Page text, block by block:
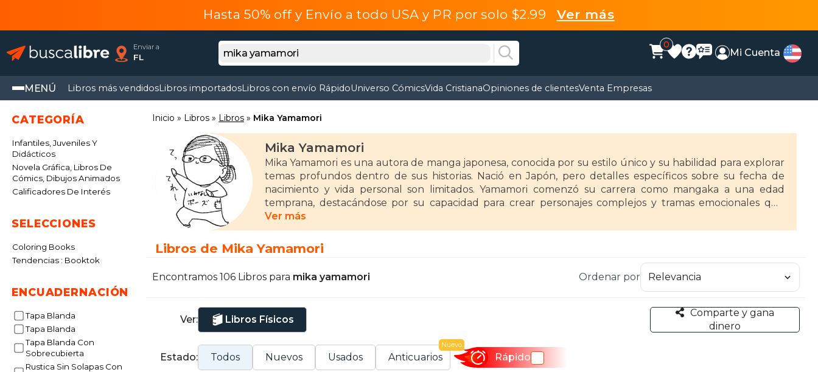
Hasta 50% off y Envío a todo USA y PR por solo $2.99 Ver más
Enviar a
FL
0
Mi Cuenta
MENÚ Libros más vendidosLibros importadosLibros con envío RápidoUniverso CómicsVida CristianaOpiniones de clientesVenta Empresas
CATEGORÍA
Infantiles, Juveniles Y
Didácticos
Novela Gráfica, Libros De
Cómics, Dibujos Animados
Calificadores De Interés
SELECCIONES
Coloring Books
Tendencias : Booktok
ENCUADERNACIÓN
Tapa Blanda
Tapa Blanda
Tapa Blanda Con
Sobrecubierta
Rustica Sin Solapas Con
Inicio Libros Libros Mika Yamamori
Mika Yamamori
Mika Yamamori es una autora de manga japonesa, conocida por su estilo único y su habilidad para explorar
temas profundos dentro de sus historias. Nació en Japón, pero detalles específicos sobre su fecha de
nacimiento y vida personal son limitados. Yamamori comenzó su carrera como mangaka a una edad
temprana, destacándose por su capacidad para crear personajes complejos y tramas emocionales que
abordan temas como el amor, la identidad y la lucha interna.
A lo largo de su carrera, ha trabajado en varios géneros, pero es especialmente conocida por sus obras de
romance y drama. Uno de sus trabajos más destacados es "Ojousama no Untenshu" (La conductora de la
princesa), un manga que mezcla el romance con situaciones de comedia y conflicto. Este trabajo le valió
reconocimiento en la industria del manga.
Su estilo de dibujo es muy característico, con líneas delicadas y expresiones que transmiten una gran
cantidad de emociones. A través de sus obras, Yamamori ha logrado conectar profundamente con sus
lectores, quienes aprecian su habilidad para crear historias que van más allá de lo superficial y exploran la
psicología de sus personajes.
Ver más
Libros de Mika Yamamori
Encontramos 106 Libros para mika yamamori Ordenar por
Ver: Libros Físicos
Comparte y gana
dinero
Estado: Todos Nuevos Usados Anticuarios
Nuevo
Rápido